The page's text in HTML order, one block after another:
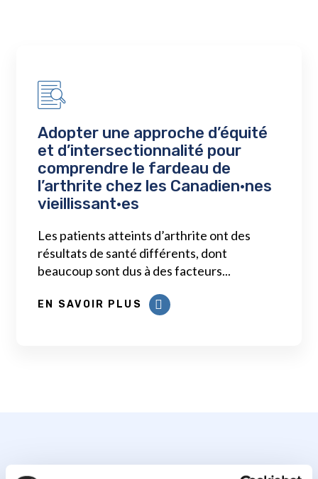
Adopter une approche d’équité
et d’intersectionnalité pour
comprendre le fardeau de
l’arthrite chez les Canadien·nes
vieillissant·es
Les patients atteints d’arthrite ont des
résultats de santé différents, dont
beaucoup sont dus à des facteurs...
EN SAVOIR PLUS